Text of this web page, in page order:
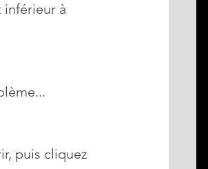
inférieur à
puis cliquez